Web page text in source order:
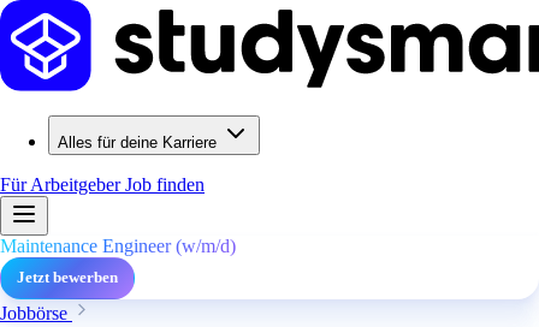
Alles für deine Karriere
Für ArbeitgeberJob finden
Maintenance Engineer (w/m/d)
Jetzt bewerben
Jobbörse